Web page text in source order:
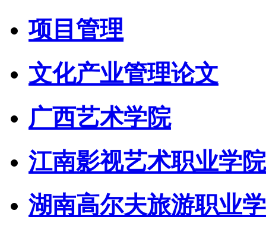
项目管理
文化产业管理论文
广西艺术学院
江南影视艺术职业学院
湖南高尔夫旅游职业